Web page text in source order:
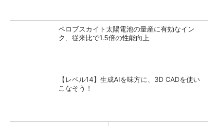
ペロブスカイト太陽電池の量産に有効なイン
ク、従来比で1.5倍の性能向上
【レベル14】生成AIを味方に、3D CADを使い
こなそう！